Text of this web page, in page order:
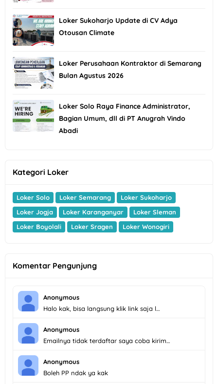
Loker Sukoharjo Update di CV Adya
Otousan Climate
Loker Perusahaan Kontraktor di Semarang
Bulan Agustus 2026
Loker Solo Raya Finance Administrator,
Bagian Umum, dll di PT Anugrah Vindo
Abadi
Kategori Loker
Loker Solo Loker Semarang
Loker Sukoharjo
Loker Jogja
Loker Karanganyar
Loker Sleman
Loker Boyolali
Loker Sragen Loker Wonogiri
Komentar Pengunjung
Anonymous
Halo kak, bisa langsung klik link saja l…
Anonymous
Emailnya tidak terdaftar saya coba kirim…
Anonymous
Boleh PP ndak ya kak